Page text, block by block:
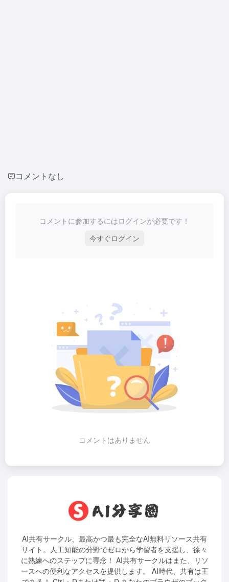
コメントなし
コメントに参加するにはログインが必要です！
今すぐログイン
コメントはありません
AI共有サークル、最高かつ最も完全なAI無料リソース共有
サイト。人工知能の分野でゼロから学習者を支援し、徐々
に熟練へのステップに専念！ AI共有サークルはまた、リソ
ースへの便利なアクセスを提供します。 AI時代、共有は王